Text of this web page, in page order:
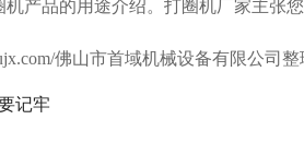
产品的用途介绍。打圈机厂家主张
佛山市首域机械设备有限公司
记牢